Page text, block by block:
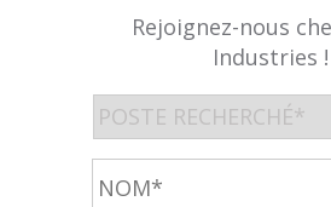
Rejoignez-nous
Industries !
Poste
recherché
dans*